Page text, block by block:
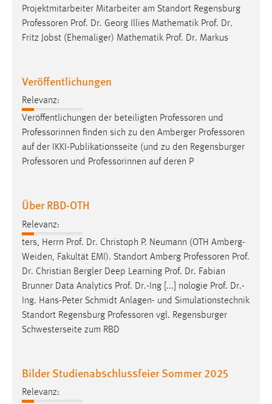
Projektmitarbeiter Mitarbeiter am Standort Regensburg
Professoren Prof. Dr. Georg Illies Mathematik Prof. Dr.
Fritz Jobst (Ehemaliger) Mathematik Prof. Dr. Markus
Veröffentlichungen
Relevanz:
Veröffentlichungen der beteiligten Professoren und
Professorinnen finden sich zu den Amberger Professoren
auf der IKKI-Publikationsseite (und zu den Regensburger
Professoren und Professorinnen auf deren P
Über RBD-OTH
Relevanz:
ters, Herrn Prof. Dr. Christoph P. Neumann (OTH Amberg-
Weiden, Fakultät EMI). Standort Amberg Professoren Prof.
Dr. Christian Bergler Deep Learning Prof. Dr. Fabian
Brunner Data Analytics Prof. Dr.-Ing [...] nologie Prof. Dr.-
Ing. Hans-Peter Schmidt Anlagen- und Simulationstechnik
Standort Regensburg Professoren vgl. Regensburger
Schwesterseite zum RBD
Bilder Studienabschlussfeier Sommer 2025
Relevanz: